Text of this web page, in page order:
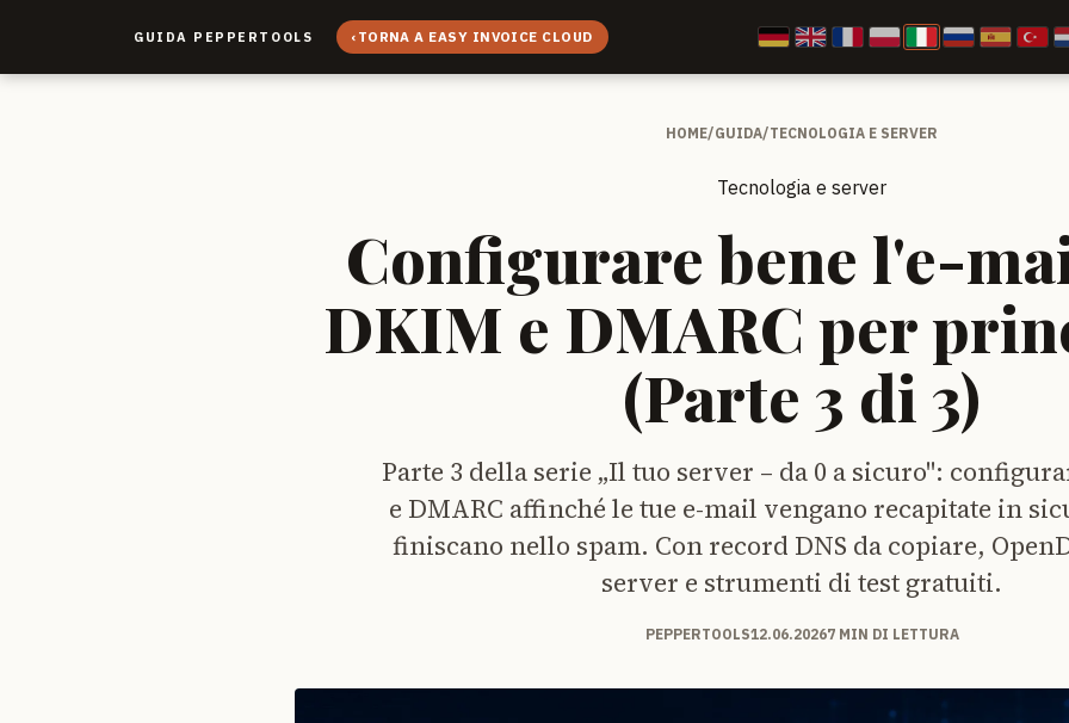
GUIDA PEPPERTOOLS ‹ TORNA A EASY INVOICE CLOUD
HOME/GUIDA/TECNOLOGIA E SERVER
Tecnologia e server
Configurare bene l'e-
DKIM e DMARC per
(Parte 3 di 3)
Parte 3 della serie „Il tuo server – da 0 a sicuro":
e DMARC affinché le tue e-mail vengano recapitate in
finiscano nello spam. Con record DNS da copiare,
server e strumenti di test gratuiti.
PEPPERTOOLS12.06.20267 MIN DI LETTURA